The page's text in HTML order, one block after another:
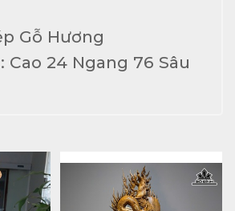
Gỗ Hương
Cao 24 Ngang 76 Sâu